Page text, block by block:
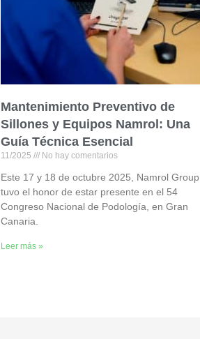
Mantenimiento Preventivo de
Sillones y Equipos Namrol: Una
Guía Técnica Esencial
11/2025 No hay comentarios
Este 17 y 18 de octubre 2025, Namrol Group
tuvo el honor de estar presente en el 54
Congreso Nacional de Podología, en Gran
Canaria.
Leer más »